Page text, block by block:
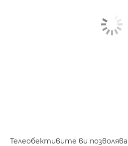
Телеобективите ви